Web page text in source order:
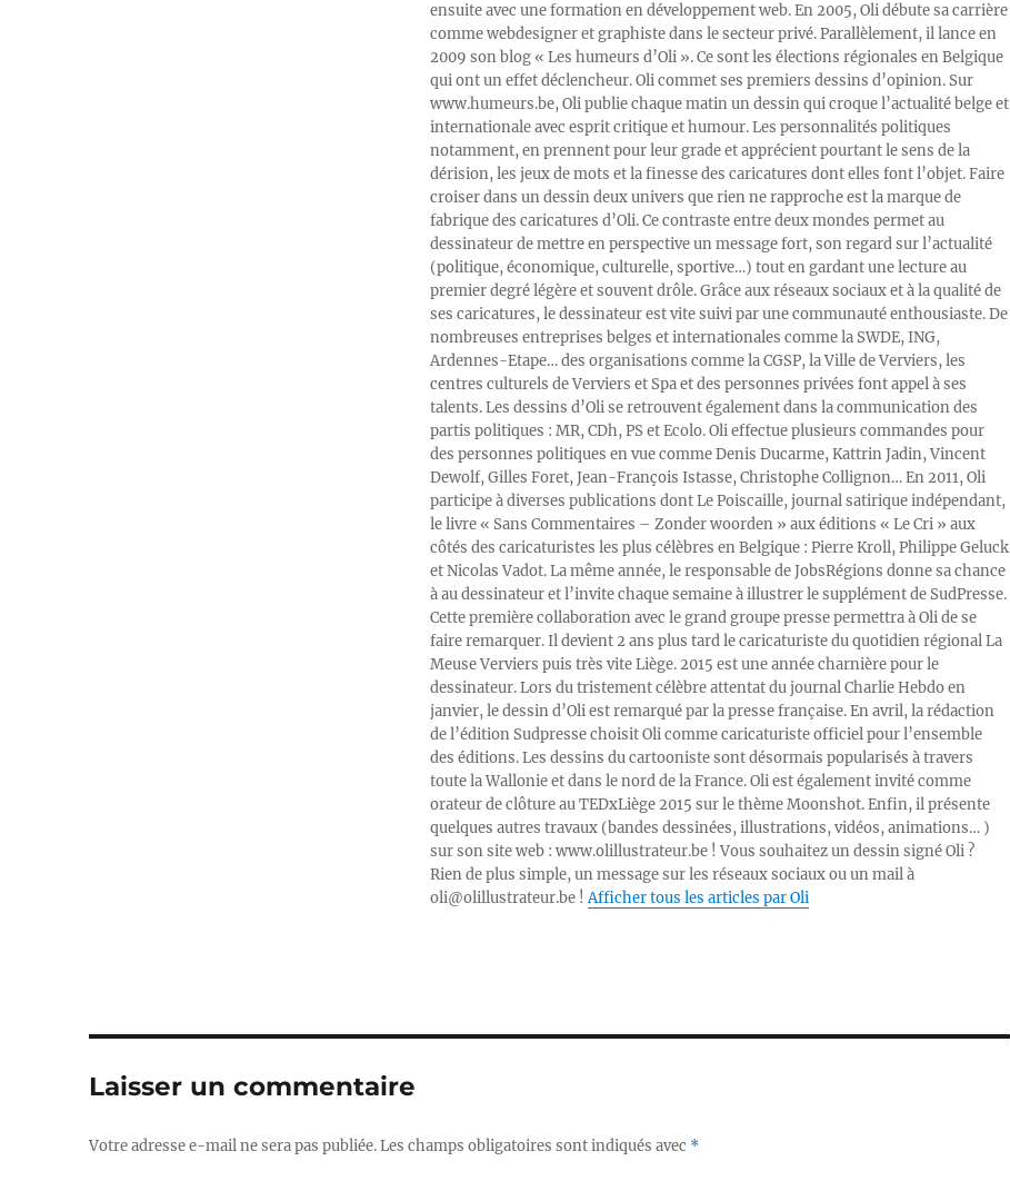
ensuite avec une formation en développement web. En 2005, Oli débute sa carrière
comme webdesigner et graphiste dans le secteur privé. Parallèlement, il lance en
2009 son blog « Les humeurs d’Oli ». Ce sont les élections régionales en Belgique
qui ont un effet déclencheur. Oli commet ses premiers dessins d’opinion. Sur
www.humeurs.be, Oli publie chaque matin un dessin qui croque l’actualité belge et
internationale avec esprit critique et humour. Les personnalités politiques
notamment, en prennent pour leur grade et apprécient pourtant le sens de la
dérision, les jeux de mots et la finesse des caricatures dont elles font l’objet. Faire
croiser dans un dessin deux univers que rien ne rapproche est la marque de
fabrique des caricatures d’Oli. Ce contraste entre deux mondes permet au
dessinateur de mettre en perspective un message fort, son regard sur l’actualité
(politique, économique, culturelle, sportive…) tout en gardant une lecture au
premier degré légère et souvent drôle. Grâce aux réseaux sociaux et à la qualité de
ses caricatures, le dessinateur est vite suivi par une communauté enthousiaste. De
nombreuses entreprises belges et internationales comme la SWDE, ING,
Ardennes-Etape… des organisations comme la CGSP, la Ville de Verviers, les
centres culturels de Verviers et Spa et des personnes privées font appel à ses
talents. Les dessins d’Oli se retrouvent également dans la communication des
partis politiques : MR, CDh, PS et Ecolo. Oli effectue plusieurs commandes pour
des personnes politiques en vue comme Denis Ducarme, Kattrin Jadin, Vincent
Dewolf, Gilles Foret, Jean-François Istasse, Christophe Collignon… En 2011, Oli
participe à diverses publications dont Le Poiscaille, journal satirique indépendant,
le livre « Sans Commentaires – Zonder woorden » aux éditions « Le Cri » aux
côtés des caricaturistes les plus célèbres en Belgique : Pierre Kroll, Philippe Geluck
et Nicolas Vadot. La même année, le responsable de JobsRégions donne sa chance
à au dessinateur et l’invite chaque semaine à illustrer le supplément de SudPresse.
Cette première collaboration avec le grand groupe presse permettra à Oli de se
faire remarquer. Il devient 2 ans plus tard le caricaturiste du quotidien régional La
Meuse Verviers puis très vite Liège. 2015 est une année charnière pour le
dessinateur. Lors du tristement célèbre attentat du journal Charlie Hebdo en
janvier, le dessin d’Oli est remarqué par la presse française. En avril, la rédaction
de l’édition Sudpresse choisit Oli comme caricaturiste officiel pour l’ensemble
des éditions. Les dessins du cartooniste sont désormais popularisés à travers
toute la Wallonie et dans le nord de la France. Oli est également invité comme
orateur de clôture au TEDxLiège 2015 sur le thème Moonshot. Enfin, il présente
quelques autres travaux (bandes dessinées, illustrations, vidéos, animations… )
sur son site web : www.olillustrateur.be ! Vous souhaitez un dessin signé Oli ?
Rien de plus simple, un message sur les réseaux sociaux ou un mail à
oli@olillustrateur.be !Afficher tous les articles par Oli
Laisser un commentaire
Votre adresse e-mail ne sera pas publiée.Les champs obligatoires sont indiqués avec *